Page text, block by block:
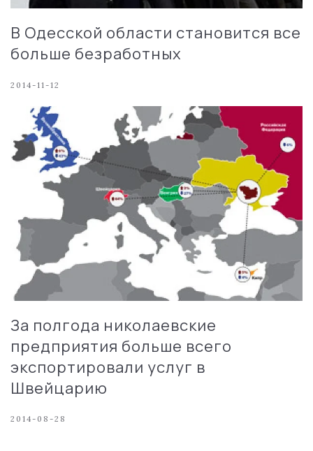
В Одесской области становится все
больше безработных
2014-11-12
За полгода николаевские
предприятия больше всего
экспортировали услуг в
Швейцарию
2014-08-28